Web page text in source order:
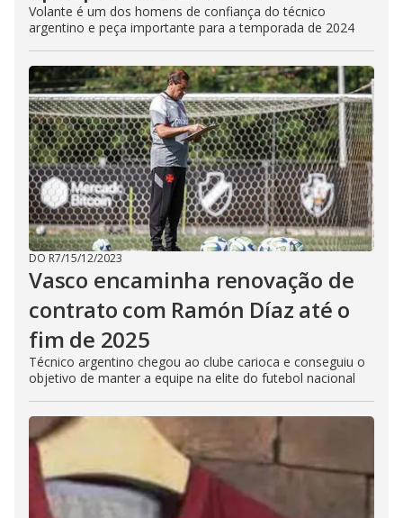
Volante é um dos homens de confiança do técnico
argentino e peça importante para a temporada de 2024
DO R7/15/12/2023
Vasco encaminha renovação de
contrato com Ramón Díaz até o
fim de 2025
Técnico argentino chegou ao clube carioca e conseguiu o
objetivo de manter a equipe na elite do futebol nacional